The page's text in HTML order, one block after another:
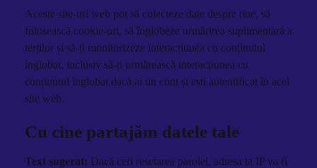
Aceste site-uri web pot să colecteze date despre tine, să
folosească cookie-uri, să înglobeze urmărirea suplimentară a
terților și să-ți monitorizeze interacțiunea cu conținutul
înglobat, inclusiv să-ți urmărească interacțiunea cu
conținutul înglobat dacă ai un cont și ești autentificat în acel
site web.
Cu cine partajăm datele tale
Text sugerat: Dacă ceri resetarea parolei, adresa ta IP va fi